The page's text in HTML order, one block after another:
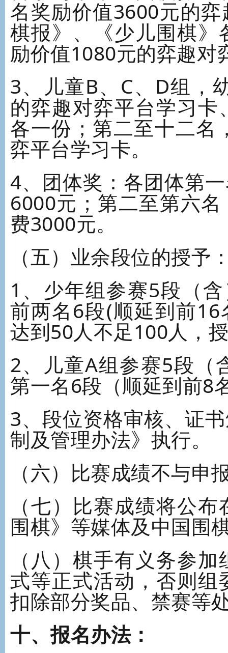
名奖励价值3600元的
棋报》、《少儿围棋
励价值1080元的弈趣对
3、儿童B、C、D组，
的弈趣对弈平台学习
各一份；第二至十二名
弈平台学习卡。
4、团体奖：各团体第
6000元；第二至第六
费3000元。
（五）业余段位的授予
1、少年组参赛5段（
前两名6段(顺延到前
达到50人不足100人，
2、儿童A组参赛5段（
第一名6段（顺延到前8
3、段位资格审核、证
制及管理办法》执行。
（六）比赛成绩不与申
（七）比赛成绩将公
围棋》等媒体及中国围
（八）棋手有义务参
式等正式活动，否则
扣除部分奖品、禁赛等
十、报名办法：